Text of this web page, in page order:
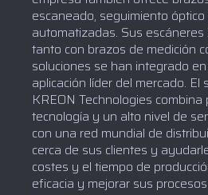
escaneado, seguimiento
automatizadas. Sus
tanto con brazos de medición
soluciones se han integrado
aplicación líder del mercado. El
KREON Technologies
tecnología y un alto nivel de
con una red mundial de
cerca de sus clientes y
costes y el tiempo de
eficacia y mejorar sus procesos.